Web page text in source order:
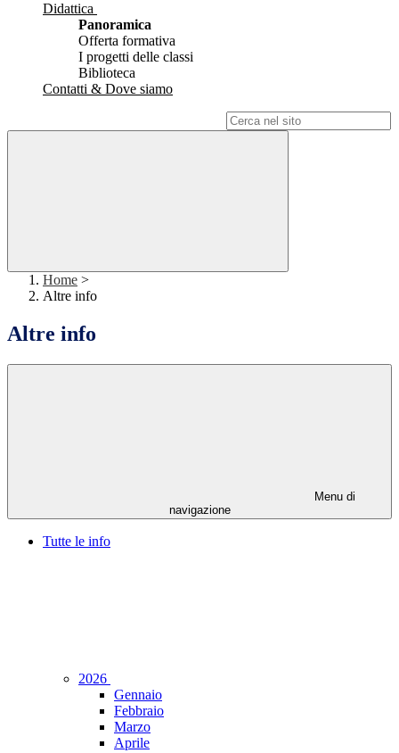
Didattica
Panoramica
Offerta formativa
I progetti delle classi
Biblioteca
Contatti & Dove siamo
Home >
Altre info
Altre info
Menu di
navigazione
Tutte le info
2026
Gennaio
Febbraio
Marzo
Aprile